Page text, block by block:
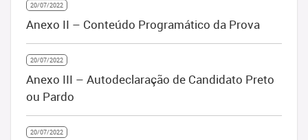
20/07/2022
Anexo II – Conteúdo Programático da Prova
20/07/2022
Anexo III – Autodeclaração de Candidato Preto
ou Pardo
20/07/2022